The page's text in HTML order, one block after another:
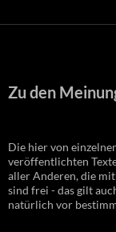
Zu den
Die hier von
veröffentlichten
aller Anderen, die
sind frei - das gilt
natürlich vor